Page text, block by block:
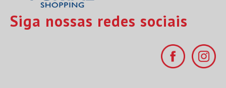
Siga nossas redes sociais